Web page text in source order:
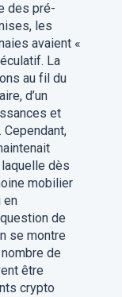
des pré-
les
avaient «
La
au fil du
d’un
et
Cependant,
dès
mobilier
en
de
se montre
de
être
crypto